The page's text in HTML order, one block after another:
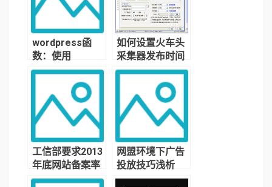
wordpress函
数：使用
query_posts()
函数获取指定文
如何设置火车头
采集器发布时间
间隔
工信部要求2013
年底网站备案率
达99.5%
网盟环境下广告
投放技巧浅析
（一）